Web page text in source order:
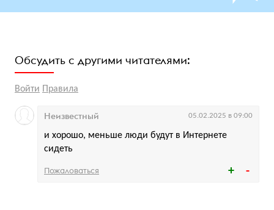
Обсудить с другими читателями:
Войти Правила
и хорошо, меньше люди будут в Интернете
сидеть
Неизвестный 05.02.2025 в 09:00
Пожаловаться